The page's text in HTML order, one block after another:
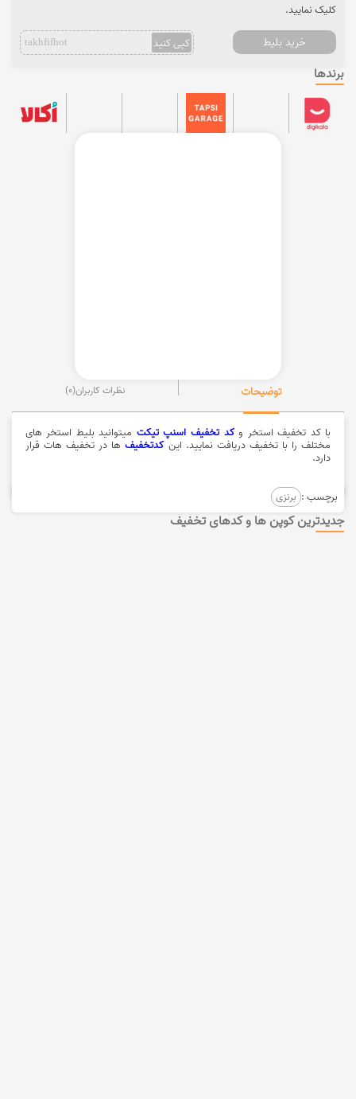
کلیک نمایید.
خرید بلیط کپی کنید takhfifhot
برندها
توضیحات نظرات کاربران(0)
با کد تخفیف استخر وکد تخفیف اسنپ تیکت میتوانید بلیط استخر های
مختلف را با تخفیف دریافت نمایید. این کدتخفیف ها در تخفیف هات قرار
دارد.
برچسب : برنزی
جدیدترین کوپن ها و کدهای تخفیف